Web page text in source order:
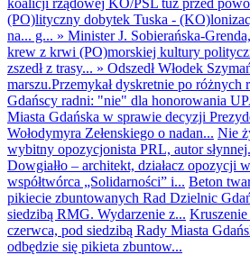
koalicji rządowej KO/PSL tuż przed
(PO)lityczny dobytek Tuska -
na... g... » Minister J. Sobierańska-
krew z krwi (PO)morskiej kultury
zszedł z trasy... » Odszedł Włodek
marszu.Przemykał dyskretnie po różnych
Gdańscy radni: "nie" dla honorowania
Miasta Gdańska w sprawie decyzji
Wołodymyra Zełenskiego o nadan... Nie
wybitny opozycjonista PRL, autor
Dowgiałło – architekt, działacz opozycji
współtwórca „Solidarności” i... Beton
pikiecie zbuntowanych Rad Dzielnic
siedzibą RMG. Wydarzenie z... Kruszenie
czerwca, pod siedzibą Rady Miasta
odbędzie się pikieta zbuntow...